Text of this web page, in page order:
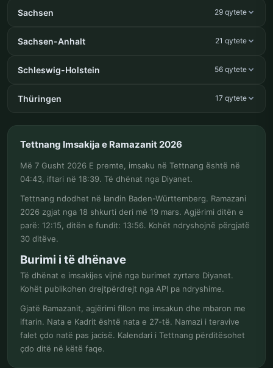
Sachsen 29 qytete
Sachsen-Anhalt 21 qytete
Schleswig-Holstein 56 qytete
Thüringen 17 qytete
Tettnang Imsakija e Ramazanit 2026
Më 7 Gusht 2026 E premte, imsaku në Tettnang është në
04:43, iftari në 18:39. Të dhënat nga Diyanet.
Tettnang ndodhet në landin Baden-Württemberg. Ramazani
2026 zgjat nga 18 shkurti deri më 19 mars. Agjërimi ditën e
parë: 12:15, ditën e fundit: 13:56. Kohët ndryshojnë përgjatë
30 ditëve.
Burimi i të dhënave
Të dhënat e imsakijes vijnë nga burimet zyrtare Diyanet.
Kohët publikohen drejtpërdrejt nga API pa ndryshime.
Gjatë Ramazanit, agjërimi fillon me imsakun dhe mbaron me
iftarin. Nata e Kadrit është nata e 27-të. Namazi i teravive
falet çdo natë pas jacisë. Kalendari i Tettnang përditësohet
çdo ditë në këtë faqe.